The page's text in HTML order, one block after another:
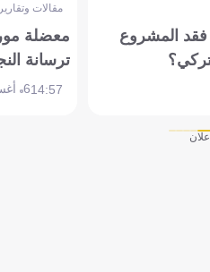
فقد المشروع
مقالات
معضلة
ترسانة
14:576 أغسطس 2026